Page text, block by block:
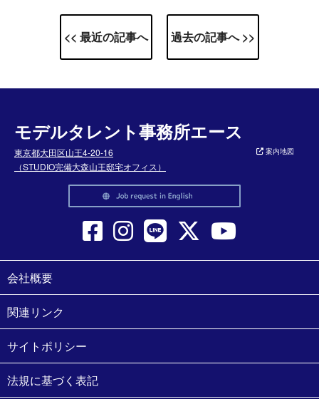
<< 最近の記事へ 過去の記事へ >>
モデルタレント事務所エース
東京都大田区山王4-20-16
（STUDIO完備大森山王邸宅オフィス）
案内地図
会社概要
関連リンク
サイトポリシー
法規に基づく表記